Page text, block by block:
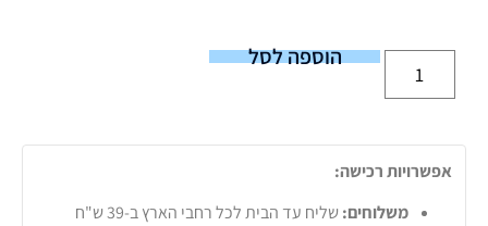
הוספה לסל
אפשרויות רכישה:
משלוחים:
שליח עד הבית לכל רחבי הארץ ב-39 ש"ח